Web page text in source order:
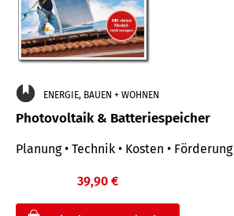
ENERGIE, BAUEN + WOHNEN
Photovoltaik & Batteriespeicher
Planung • Technik • Kosten • Förderung
39,90 €